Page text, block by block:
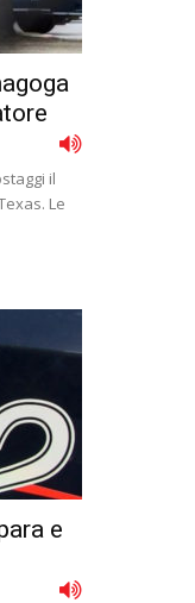
il
Le
e